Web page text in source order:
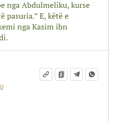
nga Abdulmeliku, kurse
pasuria.” E, këtë e
nga Kasim ibn